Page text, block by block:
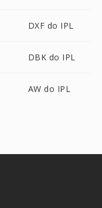
DXF do IPL
DBK do IPL
AW do IPL